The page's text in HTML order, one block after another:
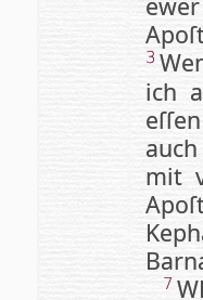
3
ich
mit
7